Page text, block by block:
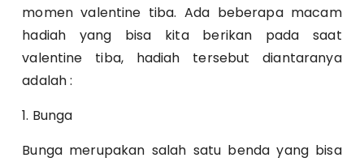
momen valentine tiba. Ada beberapa macam
hadiah yang bisa kita berikan pada saat
valentine tiba, hadiah tersebut diantaranya
adalah :
1. Bunga
Bunga merupakan salah satu benda yang bisa